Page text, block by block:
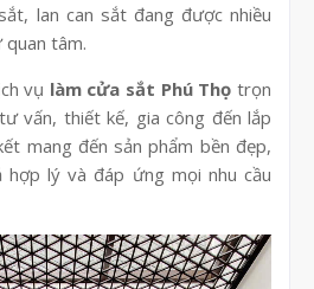
lan can sắt đang được nhiều
quan tâm.
vụ làm cửa sắt Phú Thọ trọn
vấn, thiết kế, gia công đến lắp
mang đến sản phẩm bền đẹp,
hợp lý và đáp ứng mọi nhu cầu